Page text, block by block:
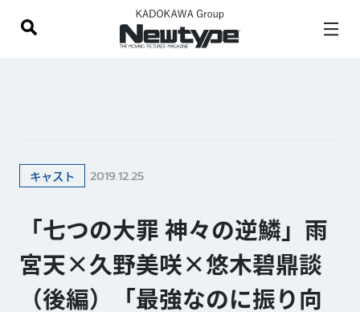
キャスト 2019.12.25
「七つの大罪 神々の逆鱗」雨
宮天×久野美咲×悠木碧鼎談
（後編）「最強なのに振り向